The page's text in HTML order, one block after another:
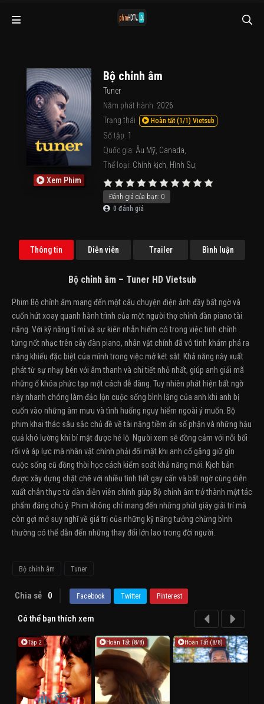
Xem Phim
Bộ chỉnh âm
Tuner
Năm phát hành: 2026
Trạng thái
Hoàn tất (1/1) Vietsub
Số tập: 1
Quốc gia: Âu Mỹ Canada
Thể loại: Chính kịch Hình Sự,
Đánh giá của bạn: 0
0 đánh giá
Thông tin Diễn viên Trailer Bình luận
Bộ chỉnh âm – Tuner HD Vietsub
Phim Bộ chỉnh âm mang đến một câu chuyện điện ảnh đầy bất ngờ và
cuốn hút xoay quanh hành trình của một người thợ chỉnh đàn piano tài
năng. Với kỹ năng tỉ mỉ và sự kiên nhẫn hiếm có trong việc tinh chỉnh
từng nốt nhạc trên cây đàn piano, nhân vật chính đã vô tình khám phá ra
năng khiếu đặc biệt của mình trong việc mở két sắt. Khả năng này xuất
phát từ sự nhạy bén với âm thanh và chi tiết nhỏ nhất, giúp anh giải mã
những ổ khóa phức tạp một cách dễ dàng. Tuy nhiên phát hiện bất ngờ
này nhanh chóng làm đảo lộn cuộc sống bình lặng của anh khi anh bị
cuốn vào những âm mưu và tình huống nguy hiểm ngoài ý muốn. Bộ
phim khai thác sâu sắc chủ đề về tài năng tiềm ẩn số phận và những hậu
quả khó lường khi bí mật được hé lộ. Người xem sẽ đồng cảm với nỗi bối
rối và áp lực mà nhân vật chính phải đối mặt khi anh cố gắng giữ gìn
cuộc sống cũ đồng thời học cách kiểm soát khả năng mới. Kịch bản
được xây dựng chặt chẽ với nhiều tình tiết gay cấn và bất ngờ cùng diễn
xuất chân thực từ dàn diễn viên chính giúp Bộ chỉnh âm trở thành một tác
phẩm đáng chú ý. Phim không chỉ mang đến những phút giây giải trí mà
còn gợi mở suy nghĩ về giá trị của những kỹ năng tưởng chừng bình
thường có thể dẫn đến những thay đổi lớn lao trong đời người.
Bộ chỉnh âm Tuner
Chia sẻ 0 Facebook Twitter Pinterest
Có thể bạn thích xem
Tập 2 Hoàn Tất (8/8) Hoàn Tất (8/8)